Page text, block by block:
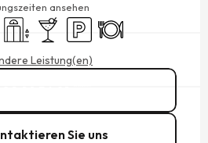
ansehen
AufzugBar / Getränkestand
ParkplatzRestaurant
Leistung(en)
Sie uns